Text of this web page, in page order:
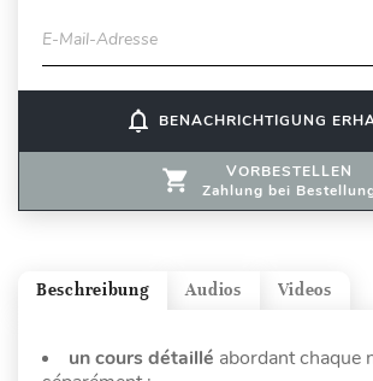
E-Mail-Adresse
notifications_none BENACHRICHTIGUNG
VORBESTELLEN
Zahlung bei
Videos
Audios
Beschreibung
un cours détaillé abordant chaque